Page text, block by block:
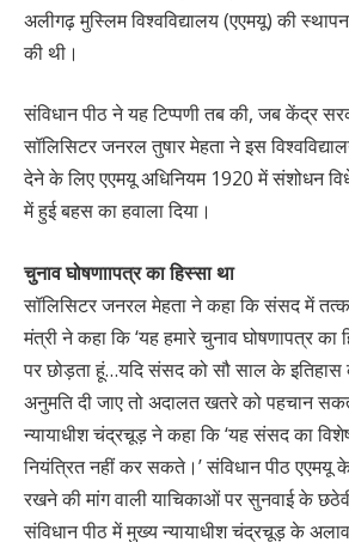
अलीगढ़ मुस्लिम विश्वविद्यालय (एएमयू) की
की थी।
संविधान पीठ ने यह टिप्पणी तब की, जब केंद्र
सॉलिसिटर जनरल तुषार मेहता ने इस
देने के लिए एएमयू अधिनियम 1920 में संशोधन
में हुई बहस का हवाला दिया।
चुनाव घोषणाापत्र का हिस्सा था
सॉलिसिटर जनरल मेहता ने कहा कि संसद में
मंत्री ने कहा कि ‘यह हमारे चुनाव घोषणापत्र
पर छोड़ता हूं…यदि संसद को सौ साल के इतिहास
अनुमति दी जाए तो अदालत खतरे को पहचान
न्यायाधीश चंद्रचूड़ ने कहा कि ‘यह संसद का
नियंत्रित नहीं कर सकते।’ संविधान पीठ
रखने की मांग वाली याचिकाओं पर सुनवाई के
संविधान पीठ में मुख्य न्यायाधीश चंद्रचूड़ के